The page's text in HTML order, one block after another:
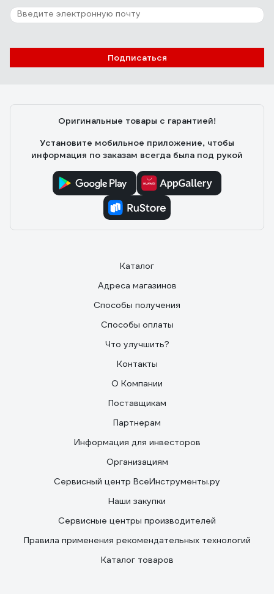
Подписаться
Оригинальные товары с гарантией!
Установите мобильное приложение, чтобы
информация по заказам всегда была под рукой
Каталог
Адреса магазинов
Способы получения
Способы оплаты
Что улучшить?
Контакты
О Компании
Поставщикам
Партнерам
Информация для инвесторов
Организациям
Сервисный центр ВсеИнструменты.ру
Наши закупки
Сервисные центры производителей
Правила применения рекомендательных технологий
Каталог товаров